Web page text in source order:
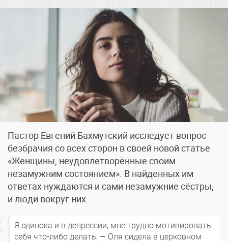
Пастор Евгений Бахмутский исследует вопрос
безбрачия со всех сторон в своей новой статье
«Женщины, неудовлетворённые своим
незамужним состоянием». В найденных им
ответах нуждаются и сами незамужние сёстры,
и люди вокруг них.
Я одинока и в депрессии, мне трудно мотивировать
себя что-либо делать, — Оля сидела в церковном